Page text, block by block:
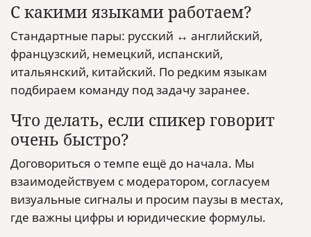
С какими языками работаем?
Стандартные пары: русский ↔ английский,
французский, немецкий, испанский,
итальянский, китайский. По редким языкам
подбираем команду под задачу заранее.
Что делать, если спикер говорит
очень быстро?
Договориться о темпе ещё до начала. Мы
взаимодействуем с модератором, согласуем
визуальные сигналы и просим паузы в местах,
где важны цифры и юридические формулы.